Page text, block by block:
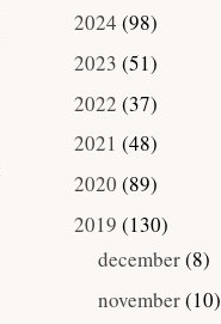
2024 (98)
2023 (51)
2022 (37)
2021 (48)
2020 (89)
2019 (130)
►december(8)
►november(10)